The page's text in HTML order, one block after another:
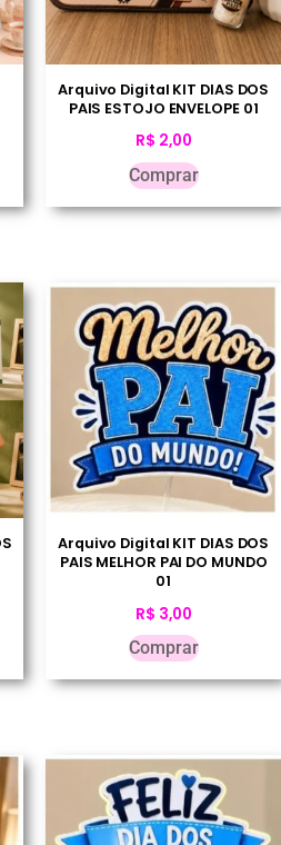
Arquivo Digital KIT DIAS DOS
PAIS ESTOJO ENVELOPE 01
R$ 2,00
Comprar
Arquivo Digital KIT DIAS DOS
PAIS MELHOR PAI DO MUNDO
01
R$ 3,00
Comprar